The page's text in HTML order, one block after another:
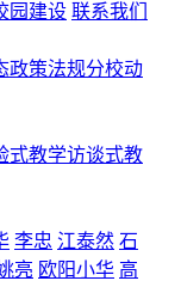
园建设 联系我们
政策法规分校动
式教学访谈式教
李忠 江泰然 石
亮 欧阳小华 高